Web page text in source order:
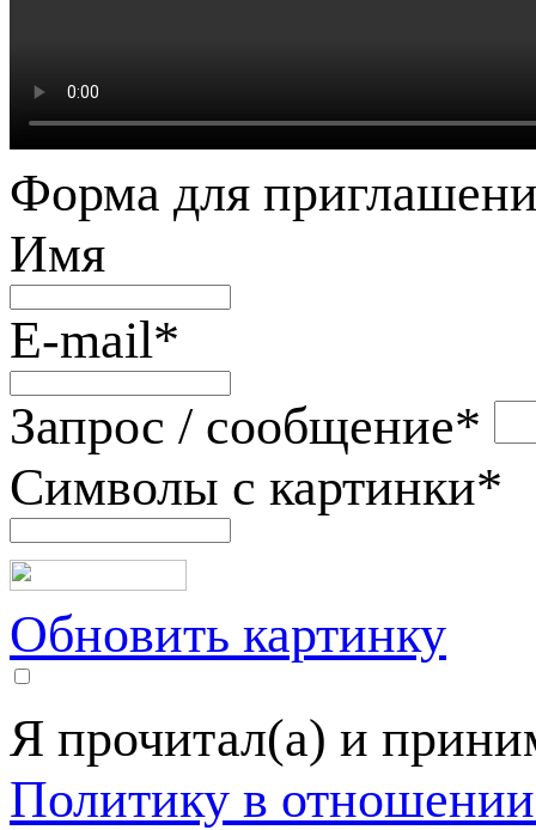
Форма для
Имя
E-mail*
Запрос / сообщение*
Символы с картинки*
Обновить картинку
Я прочитал(а) и
Политику в